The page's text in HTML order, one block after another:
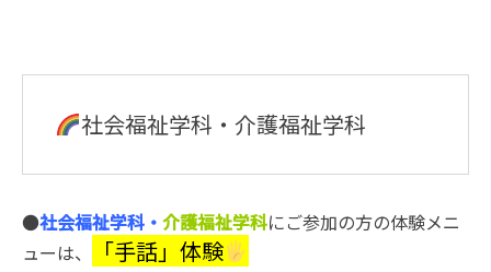
社会福祉学科・介護福祉学科
●社会福祉学科・ 介護福祉学科にご参加の方の体験メニ
ューは、
「手話」体験